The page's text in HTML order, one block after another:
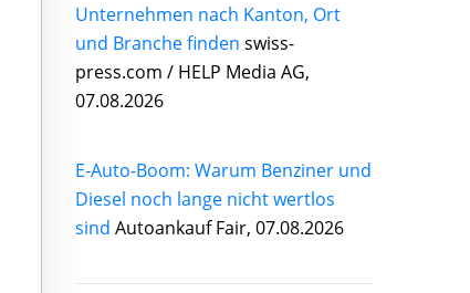
Unternehmen nach Kanton, Ort
und Branche finden swiss-
press.com / HELP Media AG,
07.08.2026
E-Auto-Boom: Warum Benziner und
Diesel noch lange nicht wertlos
sind Autoankauf Fair, 07.08.2026